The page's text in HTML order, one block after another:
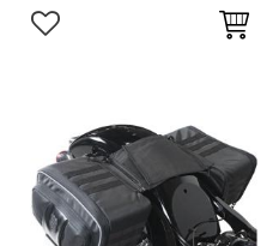
Lägg till i favoriter